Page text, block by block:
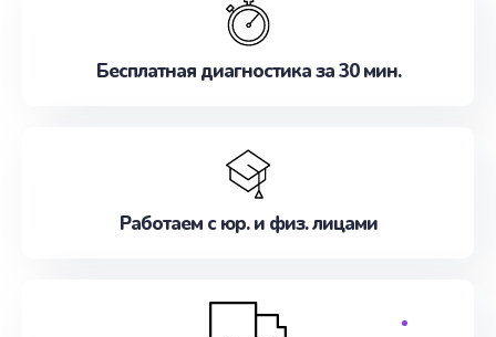
Бесплатная диагностика за 30 мин.
Работаем с юр. и физ. лицами